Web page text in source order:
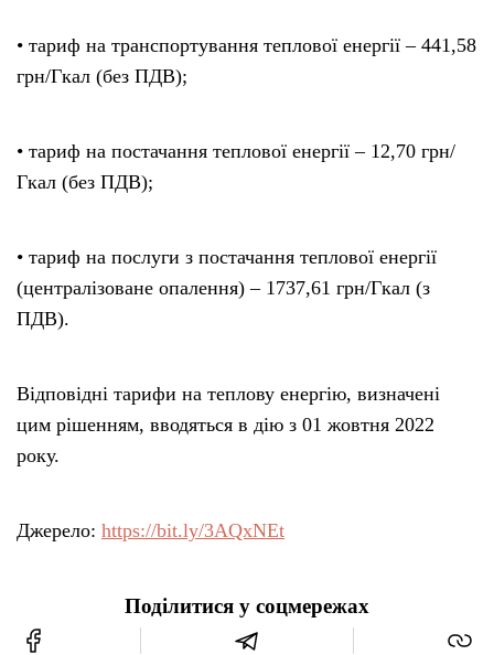
• тариф на транспортування теплової енергії – 441,58
грн/Гкал (без ПДВ);
• тариф на постачання теплової енергії – 12,70 грн/
Гкал (без ПДВ);
• тариф на послуги з постачання теплової енергії
(централізоване опалення) – 1737,61 грн/Гкал (з
ПДВ).
Відповідні тарифи на теплову енергію, визначені
цим рішенням, вводяться в дію з 01 жовтня 2022
року.
Джерело: https://bit.ly/3AQxNEt
Поділитися у соцмережах